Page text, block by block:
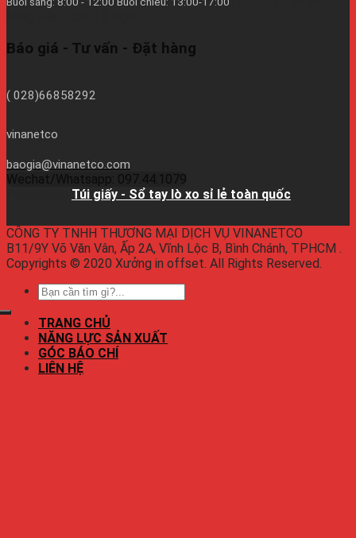
Báo giá - Tư vấn - Đặt hàng
( 028)66858292
vinanetco
baogia@vinanetco.com
Wechat/Whatsapp: 097.44.1079
Túi giấy - Sổ tay lò xo sỉ lẻ toàn quốc
CÔNG TY TNHH THƯƠNG MẠI DỊCH VỤ VINANETCO
B11/9Y Võ Văn Vân, Ấp 2A, Vĩnh Lộc B, Bình Chánh, TPHCM .
Copyrights © 2020 Xưởng in offset. All Rights Reserved.
TRANG CHỦ
NĂNG LỰC SẢN XUẤT
GÓC BÁO CHÍ
LIÊN HỆ